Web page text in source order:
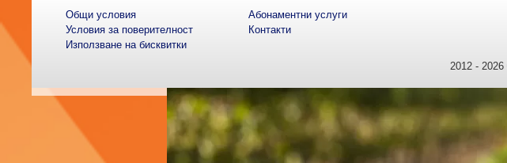
Общи условия
Условия за поверителност
Използване на бисквитки
Абонаментни услуги
Контакти
2012 -